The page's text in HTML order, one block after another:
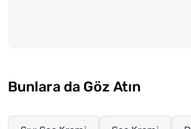
Bunlara da Göz Atın